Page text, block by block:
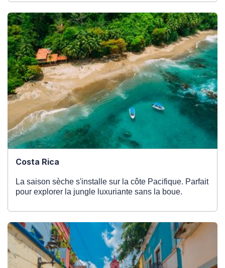
Costa Rica
La saison sèche s'installe sur la côte Pacifique. Parfait
pour explorer la jungle luxuriante sans la boue.